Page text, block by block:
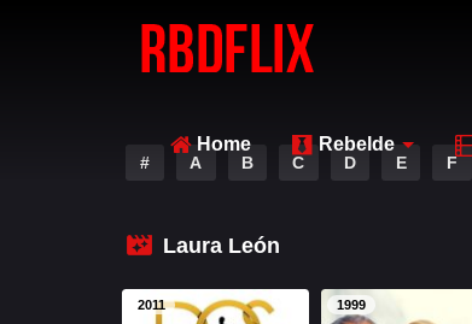
Home Rebelde
# A B C D E F
Laura León
2011 1999